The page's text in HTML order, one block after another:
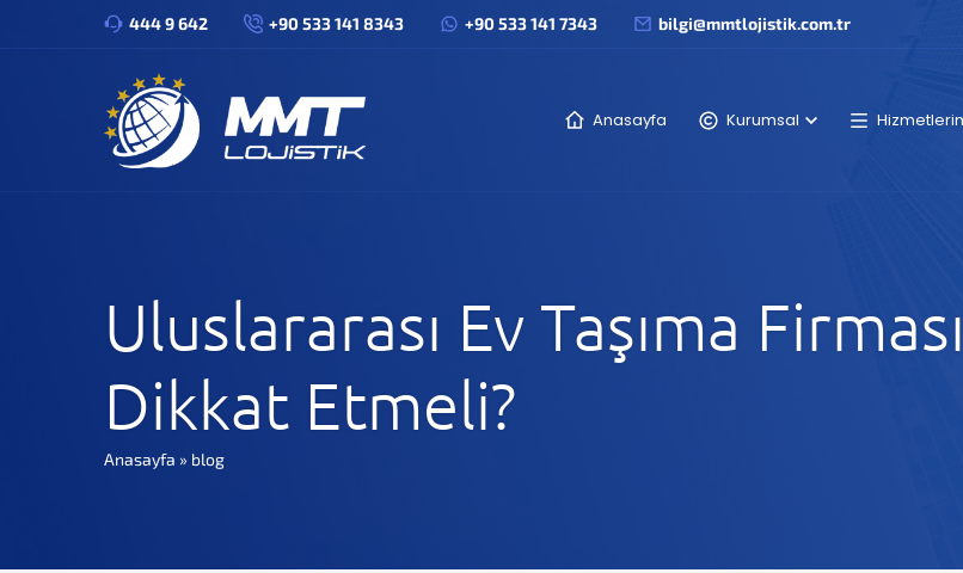
444 9 642 +90 533 141 8343 +90 533 141 7343 bilgi@mmtlojistik.com.tr
Anasayfa Kurumsal
Uluslararası Ev Taşıma
Dikkat Etmeli?
Anasayfa » blog